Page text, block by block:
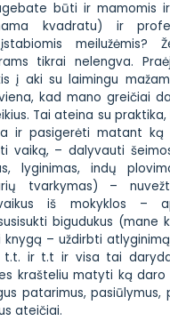
būti ir mamomis
kvadratu) ir
meilužėmis?
tikrai nelengva.
į aki su laimingu
kad mano greičiai
Tai ateina su
ir pasigerėti matant ką
vaiką, – dalyvauti
lyginimas, indų
tvarkymas) –
iš mokyklos –
bigudukus (mane
– uždirbti
t.t. ir t.t ir visa tai
krašteliu matyti ką daro
patarimus, pasiūlymus,
ateičiai.